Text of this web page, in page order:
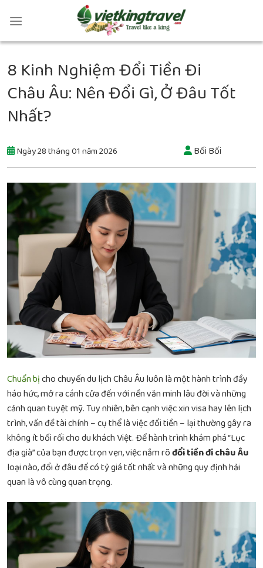
8 Kinh Nghiệm Đổi Tiền Đi
Châu Âu: Nên Đổi Gì, Ở Đâu Tốt
Nhất?
Ngày 28 tháng 01 năm 2026 Bối Bối
Chuẩn bịcho chuyến du lịch Châu Âu luôn là một hành trình đầy
háo hức, mở ra cánh cửa đến với nền văn minh lâu đời và những
cảnh quan tuyệt mỹ. Tuy nhiên, bên cạnh việc xin visa hay lên lịch
trình, vấn đề tài chính – cụ thể là việc đổi tiền – lại thường gây ra
không ít bối rối cho du khách Việt. Để hành trình khám phá “Lục
địa già” của bạn được trọn vẹn, việc nắm rõđổi tiền đi châu Âu
loại nào, đổi ở đâu để có tỷ giá tốt nhất và những quy định hải
quan là vô cùng quan trọng.